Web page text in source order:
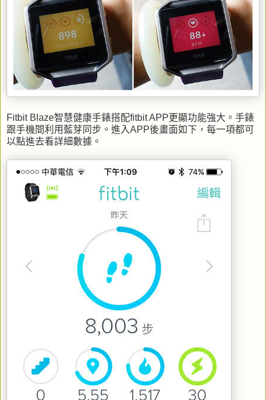
Fitbit Blaze智慧健康手錶搭配fitbit APP更顯功能強大。手錶
跟手機間利用藍芽同步。進入APP後畫面如下，每一項都可
以點進去看詳細數據。